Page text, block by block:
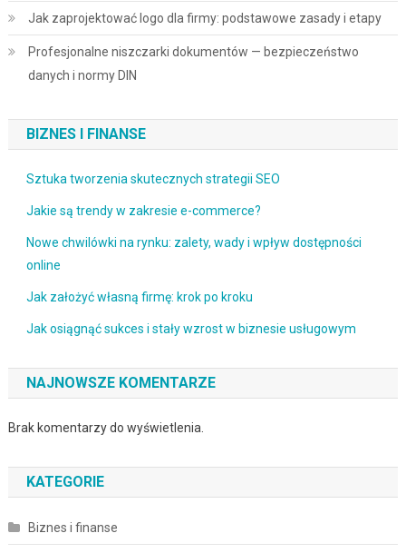
Jak zaprojektować logo dla firmy: podstawowe zasady i etapy
Profesjonalne niszczarki dokumentów — bezpieczeństwo
danych i normy DIN
BIZNES I FINANSE
Sztuka tworzenia skutecznych strategii SEO
Jakie są trendy w zakresie e-commerce?
Nowe chwilówki na rynku: zalety, wady i wpływ dostępności
online
Jak założyć własną firmę: krok po kroku
Jak osiągnąć sukces i stały wzrost w biznesie usługowym
NAJNOWSZE KOMENTARZE
Brak komentarzy do wyświetlenia.
KATEGORIE
Biznes i finanse